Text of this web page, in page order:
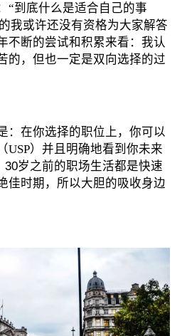
“到底什么是适合自己的事
我或许还没有资格为大家解答
断的尝试和积累来看： 我认
的，但也一定是双向选择的过
：在你选择的职位上，你可以
USP）并且明确地看到你未来
30岁之前的职场生活都是快速
佳时期，所以大胆的吸收身边